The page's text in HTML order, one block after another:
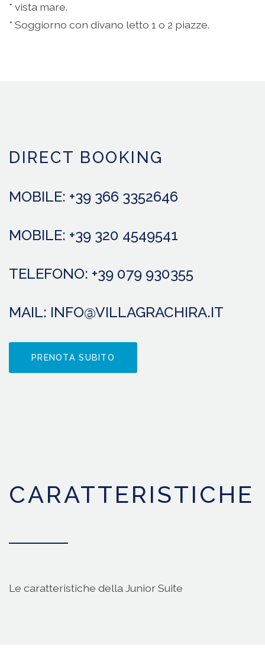
* vista mare.
* Soggiorno con divano letto 1 o 2 piazze.
DIRECT BOOKING
MOBILE: +39 366 3352646
MOBILE: +39 320 4549541
TELEFONO: +39 079 930355
MAIL: INFO@VILLAGRACHIRA.IT
PRENOTA SUBITO
CARATTERISTICHE
Le caratteristiche della Junior Suite